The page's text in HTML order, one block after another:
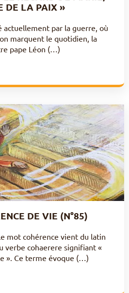
DE LA PAIX »
actuellement par la guerre, où
marquent le quotidien, la
pape Léon (…)
DE VIE (N°85)
mot cohérence vient du latin
verbe cohaerere signifiant «
». Ce terme évoque (…)